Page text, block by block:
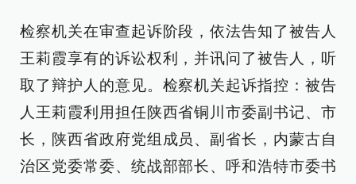
检察机关在审查起诉阶段，依法告知了被告人
王莉霞享有的诉讼权利，并讯问了被告人，听
取了辩护人的意见。检察机关起诉指控：被告
人王莉霞利用担任陕西省铜川市委副书记、市
长，陕西省政府党组成员、副省长，内蒙古自
治区党委常委、统战部部长、呼和浩特市委书